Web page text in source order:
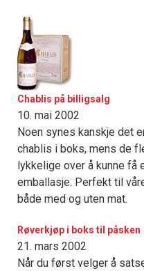
Chablis på billigsalg
10. mai 2002
Noen synes kanskje det
chablis i boks, mens de
lykkelige over å kunne få
emballasje. Perfekt til
både med og uten mat.
Røverkjøp i boks til påsken
21. mars 2002
Når du først velger å